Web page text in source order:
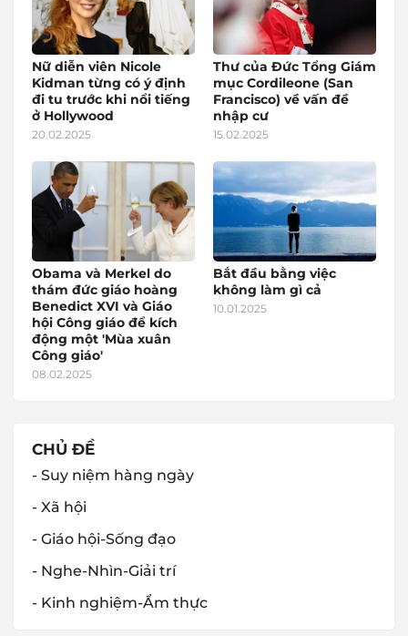
Nữ diễn viên Nicole
Kidman từng có ý định
đi tu trước khi nổi tiếng
ở Hollywood
20.02.2025
Thư của Đức Tổng Giám
mục Cordileone (San
Francisco) về vấn đề
nhập cư
15.02.2025
Obama và Merkel do
thám đức giáo hoàng
Benedict XVI và Giáo
hội Công giáo để kích
động một 'Mùa xuân
Công giáo'
08.02.2025
Bắt đầu bằng việc
không làm gì cả
10.01.2025
CHỦ ĐỀ
- Suy niệm hàng ngày
- Xã hội
- Giáo hội-Sống đạo
- Nghe-Nhìn-Giải trí
- Kinh nghiệm-Ẩm thực